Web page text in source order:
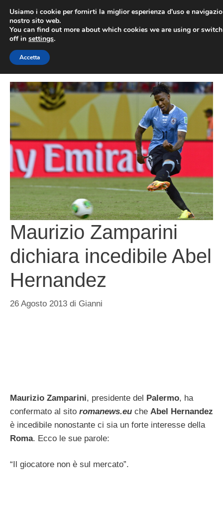
contenuto
Maurizio Zamparini
dichiara incedibile Abel
Hernandez
26 Agosto 2013 di Gianni
Maurizio Zamparini, presidente del Palermo, ha
confermato al sito romanews.eu che Abel Hernandez
è incedibile nonostante ci sia un forte interesse della
Roma. Ecco le sue parole:
“Il giocatore non è sul mercato”.
Usiamo i cookie per fornirti la miglior esperienza d'uso e
nostro sito web.
You can find out more about which cookies we are using or
off in settings.
Accetta